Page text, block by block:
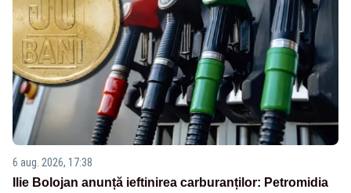
6 aug. 2026, 17:38
Ilie Bolojan anunță ieftinirea carburanților: Petromidia